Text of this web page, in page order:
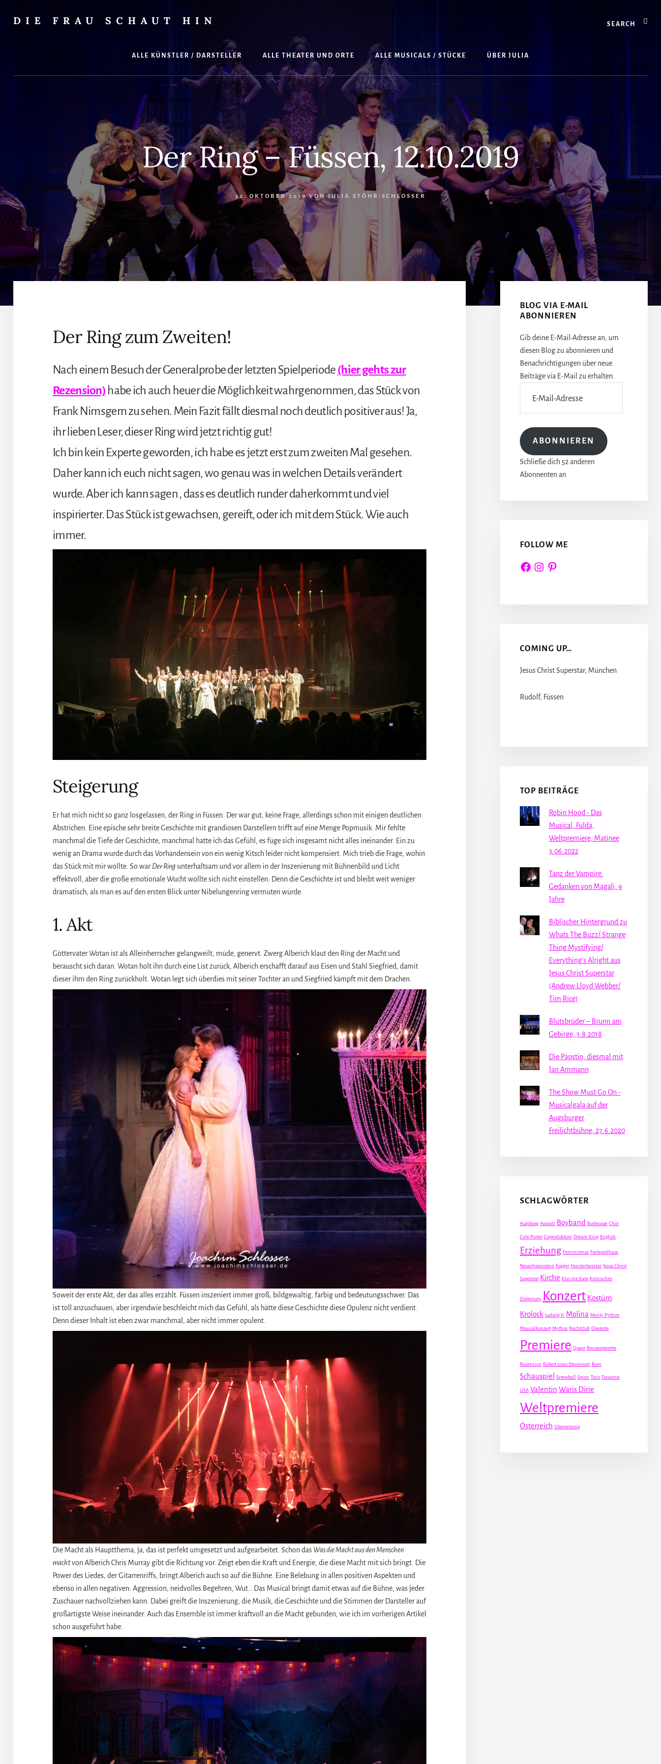
content
Seitenspalte
springen
DIE FRAU SCHAUT HIN
ALLE KÜNSTLER / DARSTELLER ALLE THEATER UND ORTE ALLE MUSICALS / STÜCKE ÜBER JULIA
Der Ring – Füssen, 12.10.2019
22. OKTOBER 2019VONJULIA STÖHR-SCHLOSSER
Der Ring zum Zweiten!
Nach einem Besuch der Generalprobe der letzten Spielperiode(hier gehts zur
Rezension) habe ich auch heuer die Möglichkeit wahrgenommen, das Stück von
Frank Nimsgern zu sehen. Mein Fazit fällt diesmal noch deutlich positiver aus! Ja,
ihr lieben Leser, dieser Ring wird jetzt richtig gut!
Ich bin kein Experte geworden, ich habe es jetzt erst zum zweiten Mal gesehen.
Daher kann ich euch nicht sagen, wo genau was in welchen Details verändert
wurde. Aber ich kann sagen , dass es deutlich runder daherkommt und viel
inspirierter. Das Stück ist gewachsen, gereift, oder ich mit dem Stück. Wie auch
immer.
Steigerung
Er hat mich nicht so ganz losgelassen, der Ring in Füssen. Der war gut, keine Frage, allerdings schon mit einigen deutlichen
Abstrichen. Eine epische sehr breite Geschichte mit grandiosen Darstellern trifft auf eine Menge Popmusik. Mir fehlte
manchmal die Tiefe der Geschichte, manchmal hatte ich das Gefühl, es füge sich insgesamt nicht alles ineinander. Ein zu
wenig an Drama wurde durch das Vorhandensein von ein wenig Kitsch leider nicht kompensiert. Mich trieb die Frage, wohin
das Stück mit mir wollte. So war Der Ring unterhaltsam und vor allem in der Inszenierung mit Bühnenbild und Licht
effektvoll, aber die große emotionale Wucht wollte sich nicht einstellen. Denn die Geschichte ist und bleibt weit weniger
dramatisch, als man es auf den ersten Blick unter Nibelungenring vermuten würde.
1. Akt
Göttervater Wotan ist als Alleinherrscher gelangweilt, müde, genervt. Zwerg Alberich klaut den Ring der Macht und
berauscht sich daran. Wotan holt ihn durch eine List zurück, Alberich erschafft darauf aus Eisen und Stahl Siegfried, damit
dieser ihm den Ring zurückholt. Wotan legt sich überdies mit seiner Tochter an und Siegfried kämpft mit dem Drachen.
Soweit der erste Akt, der das alles erzählt. Füssen inszeniert immer groß, bildgewaltig, farbig und bedeutungsschwer. Das
ist toll anzuschauen, aber irgendwie beschleicht mich das Gefühl, als hätte diese Geschichte diese Opulenz nicht verdient.
Denn dieser Inhalt ist eben zwar manchmal, aber nicht immer opulent.
Die Macht als Hauptthema, ja, das ist perfekt umgesetzt und aufgearbeitet. Schon das Was die Macht aus den Menschen
machtvon Alberich Chris Murray gibt die Richtung vor. Zeigt eben die Kraft und Energie, die diese Macht mit sich bringt. Die
Power des Liedes, der Gitarrenriffs, bringt Alberich auch so auf die Bühne. Eine Belebung in allen positiven Aspekten und
ebenso in allen negativen: Aggression, neidvolles Begehren, Wut… Das Musical bringt damit etwas auf die Bühne, was jeder
Zuschauer nachvollziehen kann. Dabei greift die Inszenierung, die Musik, die Geschichte und die Stimmen der Darsteller auf
großartigste Weise ineinander. Auch das Ensemble ist immer kraftvoll an die Macht gebunden, wie ich im vorherigen Artikel
schon ausgeführt habe.
BLOG VIA E-MAIL
ABONNIEREN
Gib deine E-Mail-Adresse an, um
diesen Blog zu abonnieren und
Benachrichtigungen über neue
Beiträge via E-Mail zu erhalten.
Mail-
Adresse
ABONNIEREN
Schließe dich 52 anderen
Abonnenten an
FOLLOW ME
FacebookInstagram
Pinterest
COMING UP…
Jesus Christ Superstar, München
Rudolf, Füssen
TOP BEITRÄGE
Robin Hood - Das
Musical, Fulda,
Weltpremiere, Matinee
3.06.2022
Tanz der Vampire:
Gedanken von Magali, 9
Jahre
Biblischer Hintergrund zu
Whats The Buzz/ Strange
Thing Mystifying/
Everything's Alright aus
Jesus Christ Superstar
(Andrew Lloyd Webber/
Tim Rice)
Blutsbrüder – Brunn am
Gebirge, 3.8.2018
Die Päpstin, diesmal mit
Jan Ammann
The Show Must Go On -
Musicalgala auf der
Augsburger
Freilichtbühne, 27.6.2020
SCHLAGWÖRTER
Augsburg Awards Boyband Burlesque Chor
Cole Porter Coproduktion Dream King English
Erziehung Feminismus Festspielhaus
Neuschwanstein Fugger Hundertwasser Jesus Christ
Superstar Kirche Kiss me Kate Komisches
Oratorium Konzert Kostüm
Krolock Ludwig II. Molina Monty Python
Musicalkonzert Mythos Nachtclub Operette
Premiere Queer Revueoperette
Rezension Robert Louis Stevenson Rom
Schauspiel Screwball Spion Tanz Travestie
USA Valentin Waris Dirie
Weltpremiere
Österreich Übersetzung